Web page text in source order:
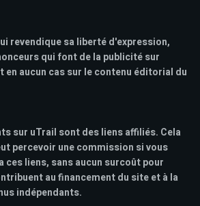
revendique sa liberté d'expression,
qui font de la publicité sur
en aucun cas sur le contenu éditorial du
sur uTrail sont des liens affiliés. Cela
percevoir une commission si vous
ces liens, sans aucun surcoût pour
au financement du site et à la
indépendants.